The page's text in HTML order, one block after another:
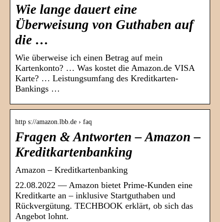
Wie lange dauert eine
Überweisung von Guthaben auf
die …
Wie überweise ich einen Betrag auf mein
Kartenkonto? … Was kostet die Amazon.de VISA
Karte? … Leistungsumfang des Kreditkarten-
Bankings …
http s://amazon.lbb.de › faq
Fragen & Antworten – Amazon –
Kreditkartenbanking
Amazon – Kreditkartenbanking
22.08.2022 — Amazon bietet Prime-Kunden eine
Kreditkarte an – inklusive Startguthaben und
Rückvergütung. TECHBOOK erklärt, ob sich das
Angebot lohnt.